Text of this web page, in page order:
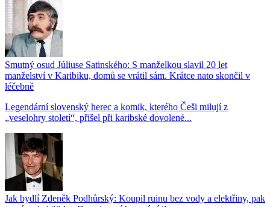
Smutný osud Júliuse Satinského: S manželkou slavil 20 let
manželství v Karibiku, domů se vrátil sám. Krátce nato skončil v
léčebně
Legendární slovenský herec a komik, kterého Češi milují z
„veselohry století“, přišel při karibské dovolené...
Jak bydlí Zdeněk Podhůrský: Koupil ruinu bez vody a elektřiny, pak